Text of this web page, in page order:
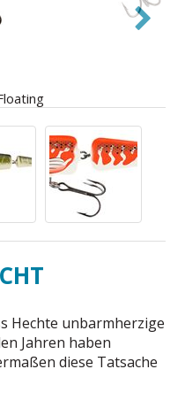
Hechte unbarmherzige
Jahren haben
diese Tatsache